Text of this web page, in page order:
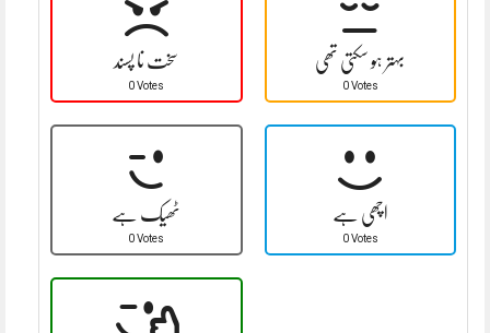
سخت نا پسند
0 Votes
بہتر ہو سکتی تھی
0 Votes
ٹھیک ہے
0 Votes
اچھی ہے
0 Votes